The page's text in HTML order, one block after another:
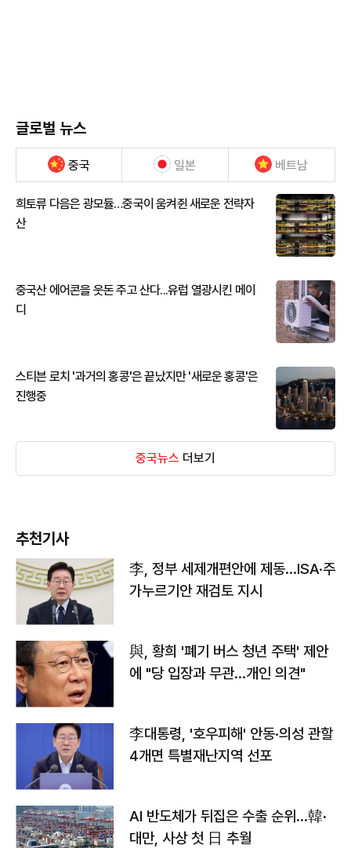
글로벌 뉴스
중국 일본 베트남
희토류 다음은 광모듈…중국이 움켜쥔 새로운 전략자
산
중국산 에어콘을 웃돈 주고 산다...유럽 열광시킨 메이
디
스티븐 로치 '과거의 홍콩'은 끝났지만 '새로운 홍콩'은
진행중
중국뉴스 더보기
추천기사
李, 정부 세제개편안에 제동…ISA·주
가누르기안 재검토 지시
與, 황희 '폐기 버스 청년 주택' 제안
에 "당 입장과 무관…개인 의견"
李대통령, '호우피해' 안동·의성 관할
4개면 특별재난지역 선포
AI 반도체가 뒤집은 수출 순위…韓·
대만, 사상 첫 日 추월